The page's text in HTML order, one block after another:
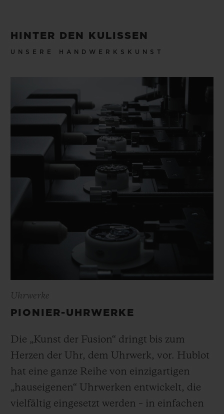
HINTER DEN KULISSEN
UNSERE HANDWERKSKUNST
Uhrwerke
PIONIER-UHRWERKE
Die „Kunst der Fusion“ dringt bis zum
Herzen der Uhr, dem Uhrwerk, vor. Hublot
hat eine ganze Reihe von einzigartigen
„hauseigenen“ Uhrwerken entwickelt, die
vielfältig eingesetzt werden – in einfachen